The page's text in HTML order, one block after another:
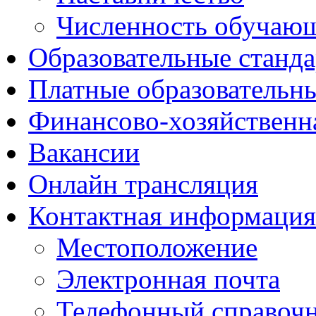
Численность
Образовательные
Платные
Финансово-
Вакансии
Онлайн трансляция
Контактная информация
Местоположение
Электронная почта